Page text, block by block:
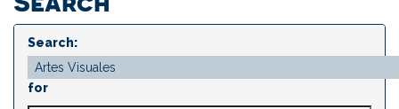
Search:
for